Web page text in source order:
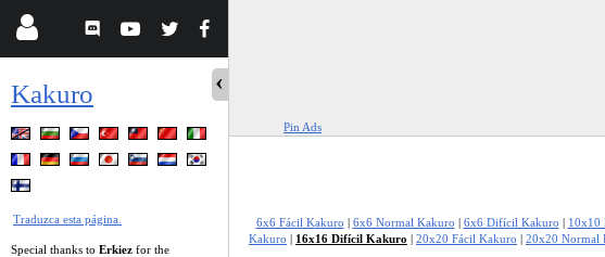
Kakuro
Traduzca esta página.
Special thanks to Erkiez for the
Pin Ads
6x6 Fácil Kakuro | 6x6 Normal Kakuro | 6x6 Difícil Kakuro | 10x10
Kakuro | 16x16 Difícil Kakuro | 20x20 Fácil Kakuro | 20x20 Normal